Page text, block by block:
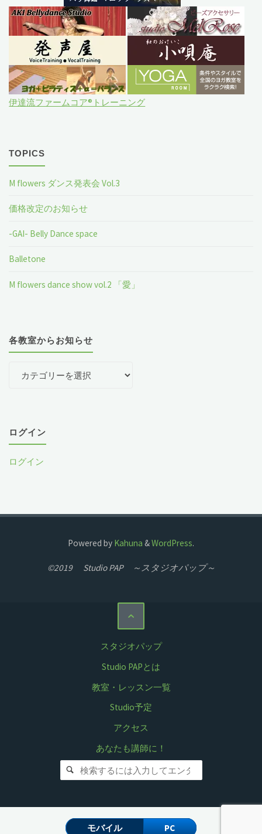
伊達流ファームコア®トレーニング
TOPICS
M flowers ダンス発表会 Vol.3
価格改定のお知らせ
-GAI- Belly Dance space
Balletone
M flowers dance show vol.2 「愛」
各教室からお知らせ
ら
お
知
ログイン
ログイン
Powered by Kahuna &WordPress.
©2019 Studio PAP ～スタジオパップ～
スタジオパップ
Studio PAPとは
教室・レッスン一覧
Studio予定
アクセス
あなたも講師に！
モバイル PC